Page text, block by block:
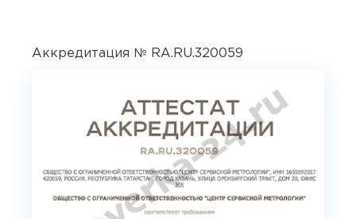
Аккредитация № RA.RU.320059